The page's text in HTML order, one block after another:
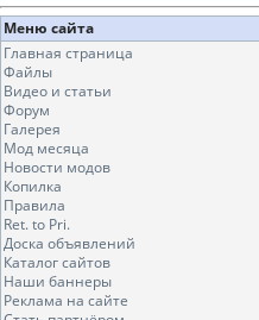
Меню сайта
Главная страница
Файлы
Видео и статьи
Форум
Галерея
Мод месяца
Новости модов
Копилка
Правила
Ret. to Pri.
Доска объявлений
Каталог сайтов
Наши баннеры
Реклама на сайте